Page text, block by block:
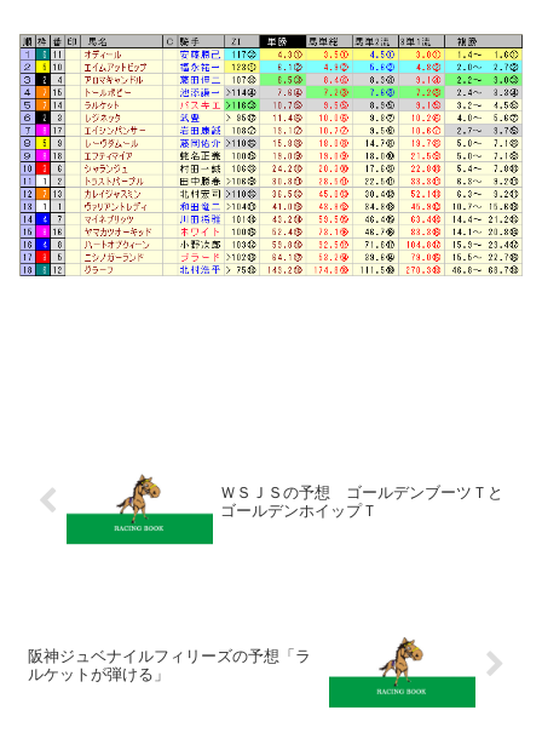
ＷＳＪＳの予想 ゴールデンブーツＴと
ゴールデンホイップＴ
阪神ジュベナイルフィリーズの予想「ラ
ルケットが弾ける」